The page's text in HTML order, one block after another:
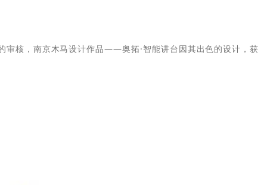
审核，南京木马设计作品——奥拓·智能讲台因其出色的设计，获